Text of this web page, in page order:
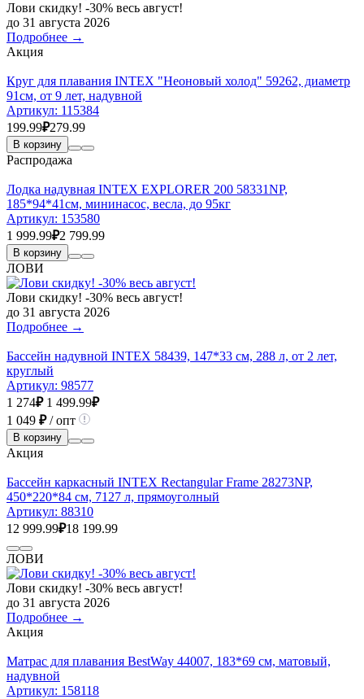
Лови скидку! -30% весь август!
до 31 августа 2026
Подробнее →
Акция
Круг для плавания INTEX "Неоновый холод" 59262, диаметр
91см, от 9 лет, надувной
Артикул: 115384
199.99₽279.99
В корзину
Распродажа
Лодка надувная INTEX EXPLORER 200 58331NP,
185*94*41см, мининасос, весла, до 95кг
Артикул: 153580
1 999.99₽2 799.99
В корзину
ЛОВИ
Лови скидку! -30% весь август!
до 31 августа 2026
Подробнее →
Бассейн надувной INTEX 58439, 147*33 см, 288 л, от 2 лет,
круглый
Артикул: 98577
1 274₽ 1 499.99₽
1 049 ₽/ опт
В корзину
Акция
Бассейн каркасный INTEX Rectangular Frame 28273NP,
450*220*84 см, 7127 л, прямоуголный
Артикул: 88310
12 999.99₽18 199.99
ЛОВИ
Лови скидку! -30% весь август!
до 31 августа 2026
Подробнее →
Акция
Матрас для плавания BestWay 44007, 183*69 см, матовый,
надувной
Артикул: 158118